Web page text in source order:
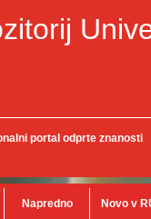
portal odprte znanosti
Napredno Novo v